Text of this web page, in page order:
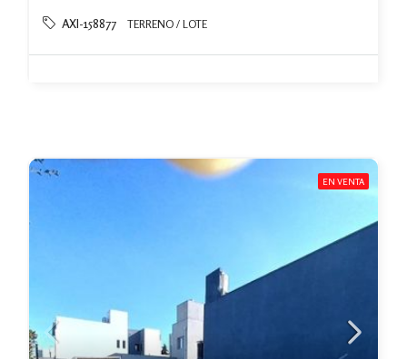
AXI-158877 TERRENO / LOTE
EN VENTA